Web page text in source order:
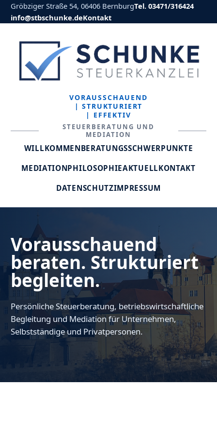
Gröbziger Straße 54, 06406 BernburgTel. 03471/316424
info@stbschunke.deKontakt
VORAUSSCHAUEND
| STRUKTURIERT
| EFFEKTIV
STEUERBERATUNG UND
MEDIATION
WILLKOMMENBERATUNGSSCHWERPUNKTE
MEDIATIONPHILOSOPHIEAKTUELLKONTAKT
DATENSCHUTZIMPRESSUM
Vorausschauend
beraten. Strukturiert
begleiten.
Persönliche Steuerberatung, betriebswirtschaftliche
Begleitung und Mediation für Unternehmen,
Selbstständige und Privatpersonen.